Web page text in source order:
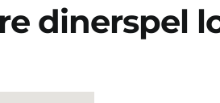
dinerspel